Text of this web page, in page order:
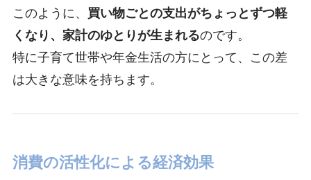
このように、 買い物ごとの支出がちょっとずつ軽
くなり、家計のゆとりが生まれるのです。
特に子育て世帯や年金生活の方にとって、この差
は大きな意味を持ちます。
消費の活性化による経済効果